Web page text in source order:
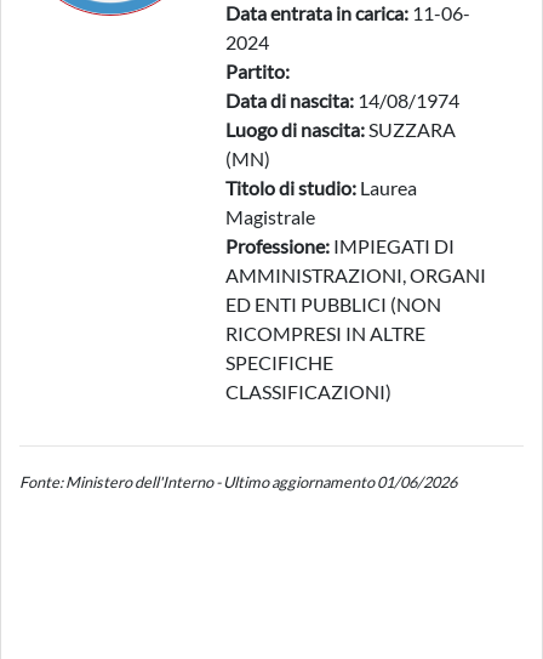
Data entrata in carica: 11-06-
2024
Partito:
Data di nascita: 14/08/1974
Luogo di nascita:SUZZARA
(MN)
Titolo di studio: Laurea
Magistrale
Professione: IMPIEGATI DI
AMMINISTRAZIONI, ORGANI
ED ENTI PUBBLICI (NON
RICOMPRESI IN ALTRE
SPECIFICHE
CLASSIFICAZIONI)
Fonte: Ministero dell'Interno - Ultimo aggiornamento 01/06/2026